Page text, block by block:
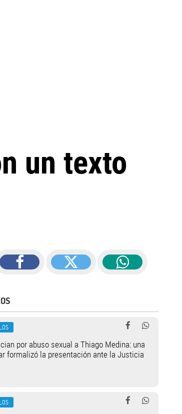
un texto
por abuso sexual a Thiago Medina: una
formalizó la presentación ante la Justicia